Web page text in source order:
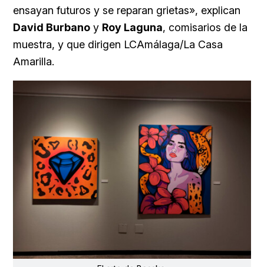
ensayan futuros y se reparan grietas», explican
David Burbano y Roy Laguna, comisarios de la
muestra, y que dirigen LCAmálaga/La Casa
Amarilla.